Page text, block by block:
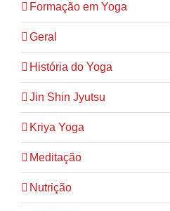
Formação em Yoga
Geral
História do Yoga
Jin Shin Jyutsu
Kriya Yoga
Meditação
Nutrição